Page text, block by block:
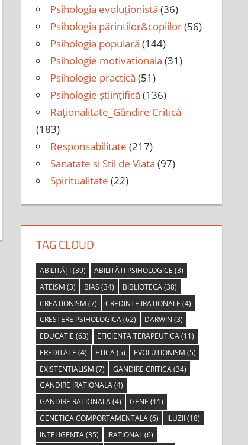
Psihologia evoluționistă (36)
Psihologia părintilor&copiilor(56)
Psihologia populară (144)
Psihologie motivationala (31)
Psihologie practică (51)
Psihologie științifică (136)
Raționalitate_Gândire Critică
(183)
Responsabilitate (217)
Sanatate si Stil de Viata (97)
Spiritualitate (22)
TAG CLOUD
ABILITĂȚI(39) ABILITĂȚI PSIHOLOGICE (3)
ATEISM (3) BIAS (34) BIBLIOTECA(38)
CREATIONISM (7) CREDINTE IRATIONALE (4)
CRESTERE PSIHOLOGICA(62) DARWIN (3)
EDUCATIE (63) EFICIENTA TERAPEUTICA(11)
EREDITATE (4) ETICA(5) EVOLUTIONISM (5)
EXISTENTIALISM (7) GANDIRE CRITICA(34)
GANDIRE IRATIONALA(4)
GANDIRE RATIONALA(4) GENE (11)
GENETICA COMPORTAMENTALA(6) ILUZII(18)
INTELIGENTA(35) IRATIONAL(6)